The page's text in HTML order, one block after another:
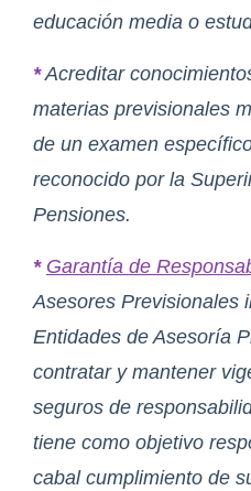
educación media o
*Acreditar
materias previsionales
de un examen
reconocido por la
Pensiones.
* Garantía de
Asesores Previsionales
Entidades de Asesoría
contratar y mantener
seguros de
tiene como objetivo
cabal cumplimiento de